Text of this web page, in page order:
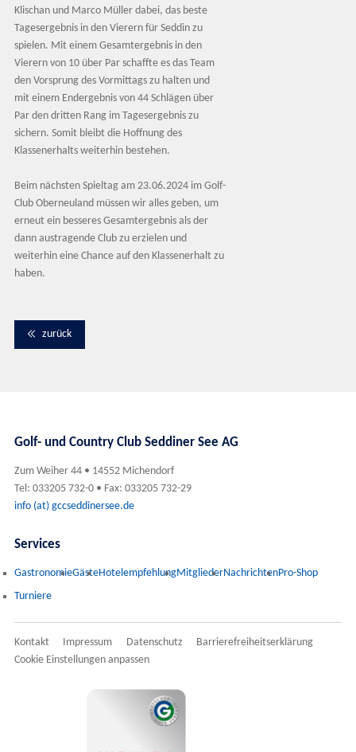
Klischan und Marco Müller dabei, das beste
Tagesergebnis in den Vierern für Seddin zu
spielen. Mit einem Gesamtergebnis in den
Vierern von 10 über Par schaffte es das Team
den Vorsprung des Vormittags zu halten und
mit einem Endergebnis von 44 Schlägen über
Par den dritten Rang im Tagesergebnis zu
sichern. Somit bleibt die Hoffnung des
Klassenerhalts weiterhin bestehen.
Beim nächsten Spieltag am 23.06.2024 im Golf-
Club Oberneuland müssen wir alles geben, um
erneut ein besseres Gesamtergebnis als der
dann austragende Club zu erzielen und
weiterhin eine Chance auf den Klassenerhalt zu
haben.
zurück
Golf- und Country Club Seddiner See AG
Zum Weiher 44 • 14552 Michendorf
Tel: 033205 732-0 • Fax: 033205 732-29
info (at) gccseddinersee.de
Services
GastronomieGästeHotelempfehlungMitgliederNachrichtenPro-Shop
Turniere
Kontakt Impressum Datenschutz
Barrierefreiheitserklärung
Cookie Einstellungen anpassen